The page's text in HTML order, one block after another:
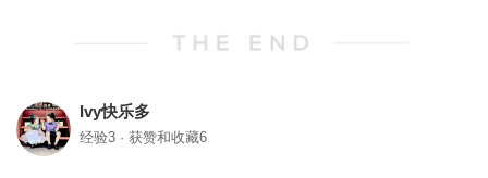
Ivy快乐多
经验3 · 获赞和收藏6